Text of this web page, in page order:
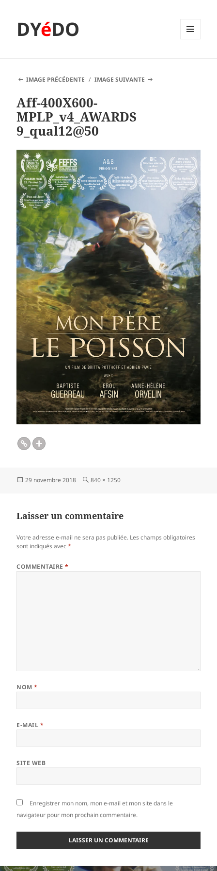
DYéDO
IMAGE PRÉCÉDENTE IMAGE SUIVANTE
Aff-400X600-
MPLP_v4_AWARDS
9_qual12@50
Publié
29 novembre 2018
Taille
840 × 1250
Laisser un commentaire
Votre adresse e-mail ne sera pas publiée. Les champs obligatoires
sont indiqués avec*
COMMENTAIRE*
NOM*
E-MAIL *
SITE WEB
Enregistrer mon nom, mon e-mail et mon site dans le
navigateur pour mon prochain commentaire.